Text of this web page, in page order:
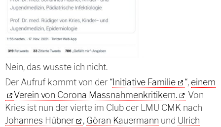
Nein, das wusste ich nicht.
Der Aufruf kommt von der “Initiative Familie “, einem
Verein von Corona Massnahmenkritikern.
Von
Kries ist nun der vierte im Club der LMU CMK nach
Johannes Hübner
, Göran Kauermann und Ulrich